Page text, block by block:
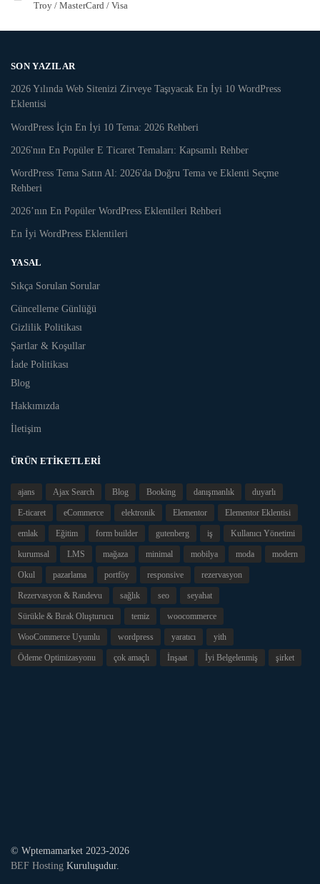
Troy / MasterCard / Visa
SON YAZILAR
2026 Yılında Web Sitenizi Zirveye Taşıyacak En İyi 10 WordPress
Eklentisi
WordPress İçin En İyi 10 Tema: 2026 Rehberi
2026'nın En Popüler E Ticaret Temaları: Kapsamlı Rehber
WordPress Tema Satın Al: 2026'da Doğru Tema ve Eklenti Seçme
Rehberi
2026’nın En Popüler WordPress Eklentileri Rehberi
En İyi WordPress Eklentileri
YASAL
Sıkça Sorulan Sorular
Güncelleme Günlüğü
Gizlilik Politikası
Şartlar & Koşullar
İade Politikası
Blog
Hakkımızda
İletişim
ÜRÜN ETIKETLERI
ajans Ajax Search Blog Booking danışmanlık duyarlı
E-ticaret eCommerce elektronik Elementor Elementor Eklentisi
emlak Eğitim form builder gutenberg iş Kullanıcı Yönetimi
kurumsal LMS mağaza minimal mobilya moda modern
Okul pazarlama portföy responsive rezervasyon
Rezervasyon & Randevu sağlık seo seyahat
Sürükle & Bırak Oluşturucu temiz woocommerce
WooCommerce Uyumlu wordpress yaratıcı yith
Ödeme Optimizasyonu çok amaçlı İnşaat İyi Belgelenmiş şirket
© Wptemamarket 2023-2026
BEF Hosting Kuruluşudur.